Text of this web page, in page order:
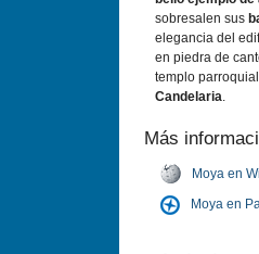
sobresalen sus
elegancia del
en piedra de
templo
Candelaria.
Más
Moya en
Moya en